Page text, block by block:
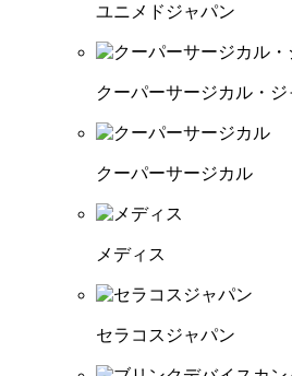
ユニメドジャパン
クーパーサージカル・ジ
クーパーサージカル
メディス
セラコスジャパン